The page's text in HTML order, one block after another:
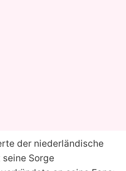
der niederländische
Sorge